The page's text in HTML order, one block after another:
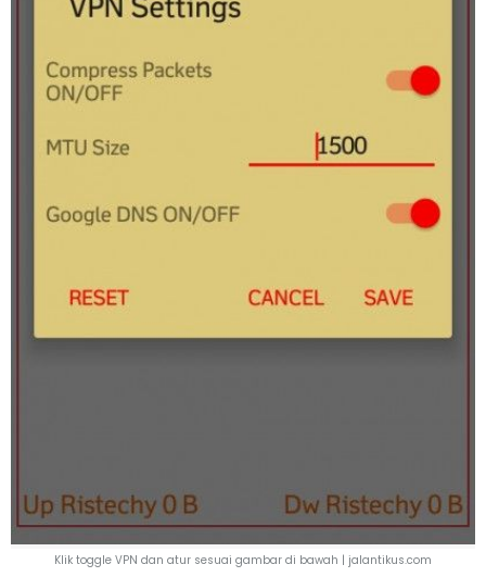
Klik toggle VPN dan atur sesuai gambar di bawah | jalantikus.com